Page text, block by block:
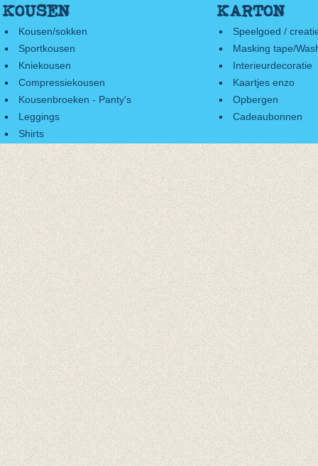
KOUSEN
Kousen/sokken
Sportkousen
Kniekousen
Compressiekousen
Kousenbroeken - Panty's
Leggings
Shirts
KARTON
Speelgoed /
Masking tape/
Interieurdecoratie
Kaartjes enzo
Opbergen
Cadeaubonnen